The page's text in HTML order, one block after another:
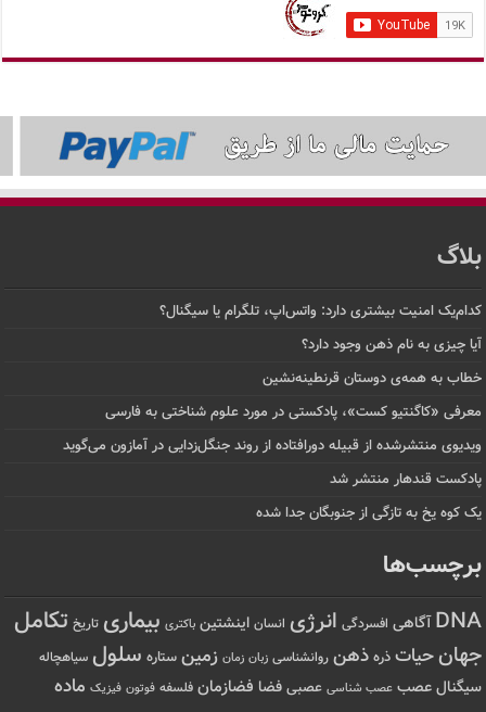
بلاگ
کدام‌یک امنیت بیشتری دارد: واتس‌اپ، تلگرام یا سیگنال؟
آیا چیزی به نام ذهن وجود دارد؟
خطاب به همه‌ی دوستان قرنطینه‌نشین
معرفی «کاگنتیو کست»، پادکستی در مورد علوم شناختی به فارسی
ویدیوی منتشرشده از قبیله دورافتاده‌ از روند جنگل‌زدایی در آمازون می‌گوید
پادکست قندهار منتشر شد
یک کوه یخ به تازگی از جنوبگان جدا شده
برچسب‌ها
DNA آگاهی افسردگی انرژی انسان اینشتین باکتری بیماری تاریخ تکامل
جهانحیات ذره ذهن روانشناسی زبان زمان زمین ستاره سلول سیاهچاله
سیگنال عصب عصب شناسی عصبی فضا فضازمان فلسفه فوتون فیزیک ماده